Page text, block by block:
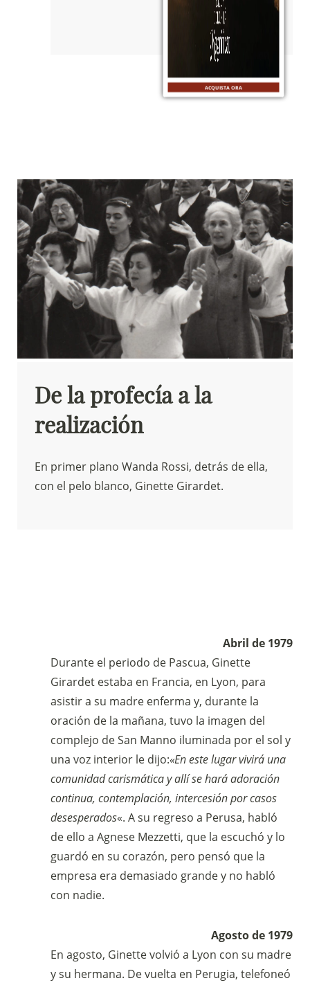
izquierda.
De la profecía a la
realización
En primer plano Wanda Rossi, detrás de ella,
con el pelo blanco, Ginette Girardet.
Abril de 1979
Durante el periodo de Pascua, Ginette
Girardet estaba en Francia, en Lyon, para
asistir a su madre enferma y, durante la
oración de la mañana, tuvo la imagen del
complejo de San Manno iluminada por el sol y
una voz interior le dijo:«En este lugar vivirá una
comunidad carismática y allí se hará adoración
continua, contemplación, intercesión por casos
desesperados«. A su regreso a Perusa, habló
de ello a Agnese Mezzetti, que la escuchó y lo
guardó en su corazón, pero pensó que la
empresa era demasiado grande y no habló
con nadie.
Agosto de 1979
En agosto, Ginette volvió a Lyon con su madre
y su hermana. De vuelta en Perugia, telefoneó
ACQUISTA ORA